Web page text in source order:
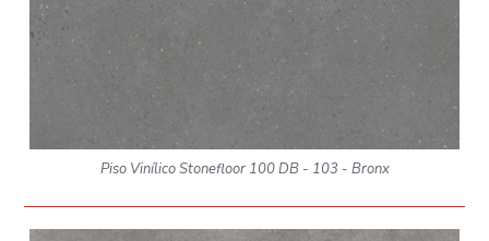
Piso Vinílico Stonefloor 100 DB - 103 - Bronx